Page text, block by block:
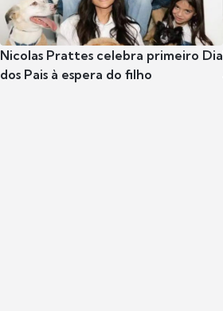
Nicolas Prattes celebra primeiro Dia
dos Pais à espera do filho